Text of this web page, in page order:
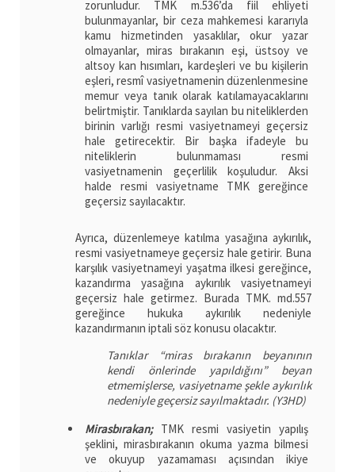
zorunludur. TMK m.536’da fiil ehliyeti
bulunmayanlar, bir ceza mahkemesi kararıyla
kamu hizmetinden yasaklılar, okur yazar
olmayanlar, miras bırakanın eşi, üstsoy ve
altsoy kan hısımları, kardeşleri ve bu kişilerin
eşleri, resmî vasiyetnamenin düzenlenmesine
memur veya tanık olarak katılamayacaklarını
belirtmiştir. Tanıklarda sayılan bu niteliklerden
birinin varlığı resmi vasiyetnameyi geçersiz
hale getirecektir. Bir başka ifadeyle bu
niteliklerin bulunmaması resmi
vasiyetnamenin geçerlilik koşuludur. Aksi
halde resmi vasiyetname TMK gereğince
geçersiz sayılacaktır.
Ayrıca, düzenlemeye katılma yasağına aykırılık,
resmi vasiyetnameye geçersiz hale getirir. Buna
karşılık vasiyetnameyi yaşatma ilkesi gereğince,
kazandırma yasağına aykırılık vasiyetnameyi
geçersiz hale getirmez. Burada TMK. md.557
gereğince hukuka aykırılık nedeniyle
kazandırmanın iptali söz konusu olacaktır.
Tanıklar “miras bırakanın beyanının
kendi önlerinde yapıldığını” beyan
etmemişlerse, vasiyetname şekle aykırılık
nedeniyle geçersiz sayılmaktadır. (Y3HD)
Mirasbırakan;TMK resmi vasiyetin yapılış
şeklini, mirasbırakanın okuma yazma bilmesi
ve okuyup yazamaması açısından ikiye